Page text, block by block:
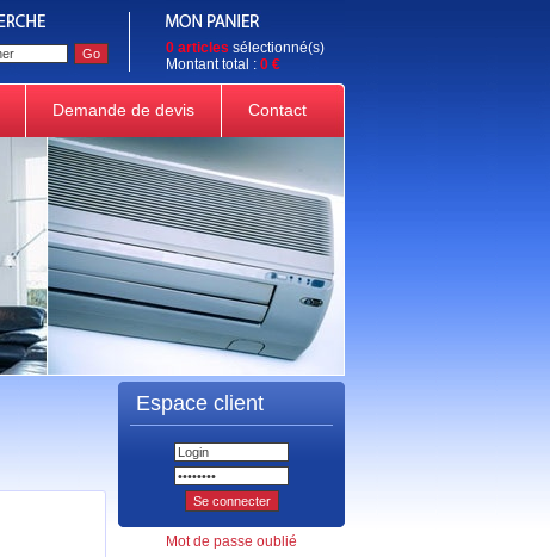
0 articles sélectionné(s)
Montant total : 0 €
Demande de devis Contact
Espace client
Mot de passe oublié